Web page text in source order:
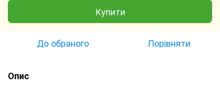
Купити
До обраного Порівняти
Опис